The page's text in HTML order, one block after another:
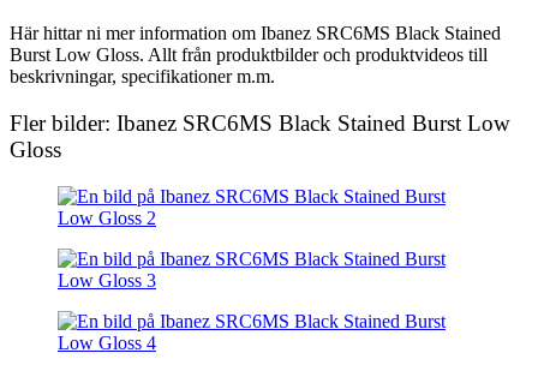
Här hittar ni mer information om Ibanez SRC6MS Black Stained
Burst Low Gloss. Allt från produktbilder och produktvideos till
beskrivningar, specifikationer m.m.
Fler bilder: Ibanez SRC6MS Black Stained Burst Low
Gloss